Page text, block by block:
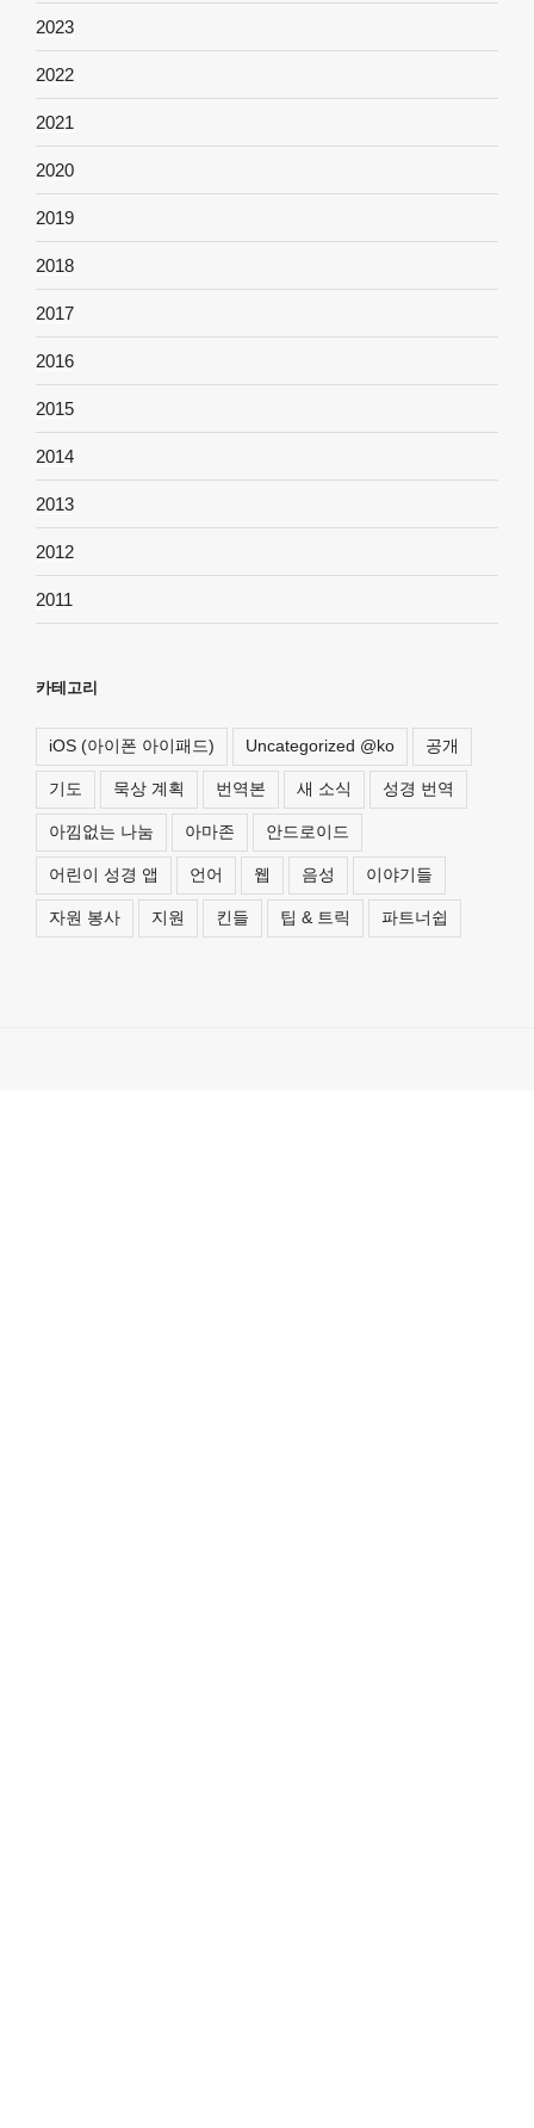
2023
2022
2021
2020
2019
2018
2017
2016
2015
2014
2013
2012
2011
카테고리
iOS (아이폰 아이패드) Uncategorized @ko 공개
기도 묵상 계획 번역본 새 소식 성경 번역
아낌없는 나눔 아마존 안드로이드
어린이 성경 앱 언어 웹 음성 이야기들
자원 봉사 지원 킨들 팁 & 트릭 파트너쉽